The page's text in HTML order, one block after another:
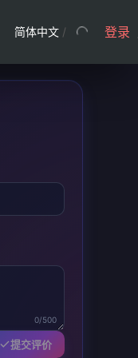
简体中文 / 登录
0/500
提交评价